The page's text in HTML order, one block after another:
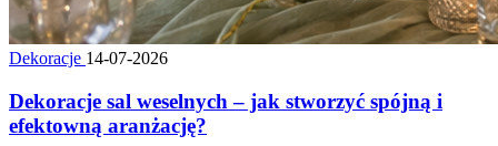
Dekoracje 14-07-2026
Dekoracje sal weselnych – jak stworzyć spójną i
efektowną aranżację?